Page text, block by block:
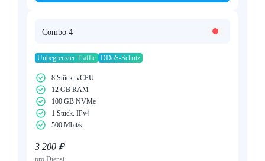
Combo 4
Unbegrenzter Traffic DDoS-Schutz
8 Stück. vCPU
12 GB RAM
100 GB NVMe
1 Stück. IPv4
500 Mbit/s
3 200 ₽
pro Dienst